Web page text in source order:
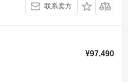
联系卖方
¥97,490